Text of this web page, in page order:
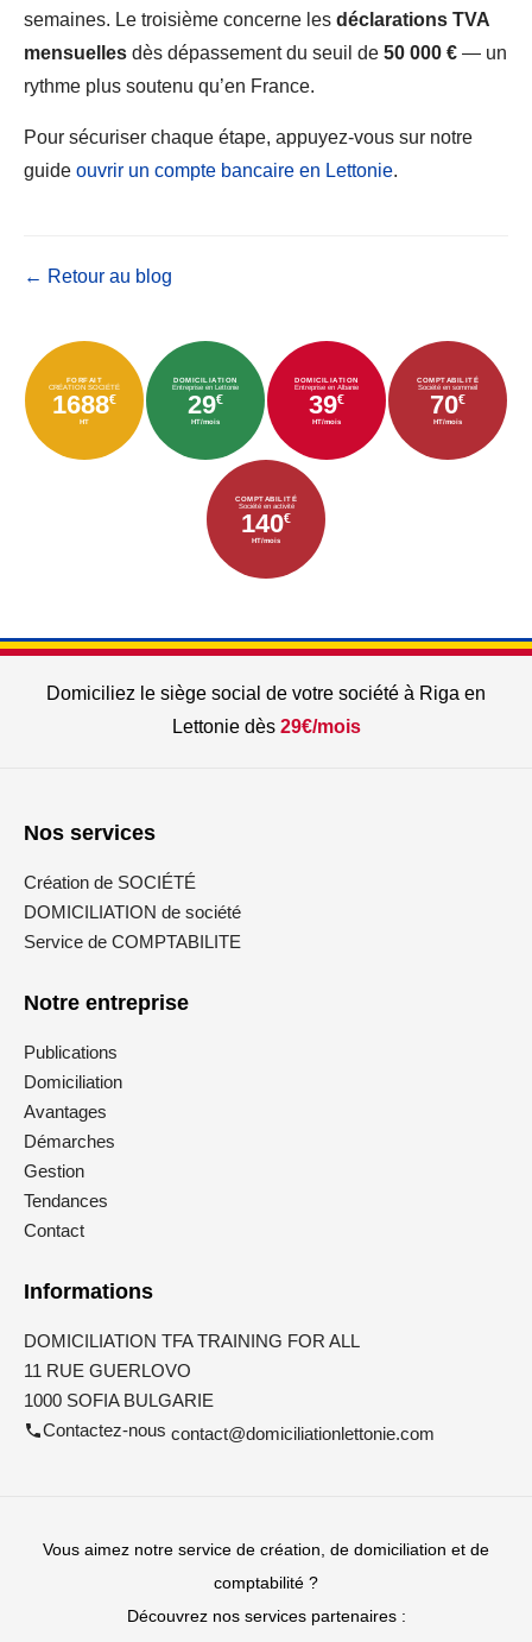
semaines. Le troisième concerne les déclarations TVA
mensuelles dès dépassement du seuil de 50 000 € — un
rythme plus soutenu qu’en France.
Pour sécuriser chaque étape, appuyez-vous sur notre
guide ouvrir un compte bancaire en Lettonie.
← Retour au blog
FORFAIT
CRÉATION SOCIÉTÉ
1688€
HT
DOMICILIATION
Entreprise en Lettonie
29€
HT/mois
DOMICILIATION
Entreprise en Albanie
39€
HT/mois
COMPTABILITÉ
Société en sommeil
70€
HT/mois
COMPTABILITÉ
Société en activité
140€
HT/mois
Domiciliez le siège social de votre société à Riga en
Lettonie dès 29€/mois
Nos services
Création de SOCIÉTÉ
DOMICILIATION de société
Service de COMPTABILITE
Notre entreprise
Publications
Domiciliation
Avantages
Démarches
Gestion
Tendances
Contact
Informations
DOMICILIATION TFA TRAINING FOR ALL
11 RUE GUERLOVO
1000 SOFIA BULGARIE
Contactez-nous contact@domiciliationlettonie.com
Vous aimez notre service de création, de domiciliation et de
comptabilité ?
Découvrez nos services partenaires :